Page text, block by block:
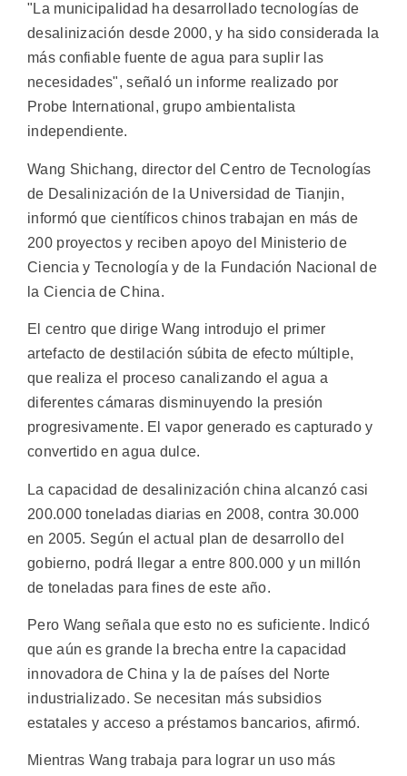
"La municipalidad ha desarrollado tecnologías de
desalinización desde 2000, y ha sido considerada la
más confiable fuente de agua para suplir las
necesidades", señaló un informe realizado por
Probe International, grupo ambientalista
independiente.
Wang Shichang, director del Centro de Tecnologías
de Desalinización de la Universidad de Tianjin,
informó que científicos chinos trabajan en más de
200 proyectos y reciben apoyo del Ministerio de
Ciencia y Tecnología y de la Fundación Nacional de
la Ciencia de China.
El centro que dirige Wang introdujo el primer
artefacto de destilación súbita de efecto múltiple,
que realiza el proceso canalizando el agua a
diferentes cámaras disminuyendo la presión
progresivamente. El vapor generado es capturado y
convertido en agua dulce.
La capacidad de desalinización china alcanzó casi
200.000 toneladas diarias en 2008, contra 30.000
en 2005. Según el actual plan de desarrollo del
gobierno, podrá llegar a entre 800.000 y un millón
de toneladas para fines de este año.
Pero Wang señala que esto no es suficiente. Indicó
que aún es grande la brecha entre la capacidad
innovadora de China y la de países del Norte
industrializado. Se necesitan más subsidios
estatales y acceso a préstamos bancarios, afirmó.
Mientras Wang trabaja para lograr un uso más